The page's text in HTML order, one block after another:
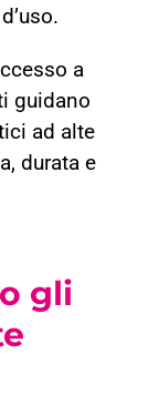
a
guidano
ad alte
durata e
gli